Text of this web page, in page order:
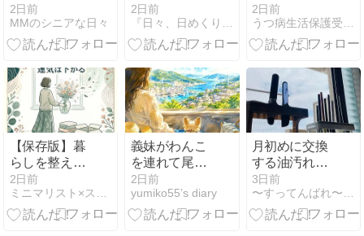
け
2日前
MMのシニアな日々
ったモノ
2日前
『日々、日めくり。』
タッパーにま
とめてパッケ
ージを断捨離
月】
2日前
うつ病生活保護受給者のミニマルライフ
【保存版】暮
らしを整える
ために捨てる
べき物15選
2日前
ミニマリスト×スピリチュアルの実践法
義妹がわんこ
を連れて尾道
に電撃帰省
――猛暑39℃
に驚く3週間
2日前
yumiko55’s diary
月初めに交換
する油汚れク
ロス
3日前
〜すってんばれ〜心も暮らしもスッキリ晴れ晴れ